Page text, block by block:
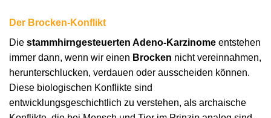
Der Brocken-Konflikt
Die stammhirngesteuerten Adeno-Karzinome entstehen
immer dann, wenn wir einen Brocken nicht vereinnahmen,
herunterschlucken, verdauen oder ausscheiden können.
Diese biologischen Konflikte sind
entwicklungsgeschichtlich zu verstehen, als archaische